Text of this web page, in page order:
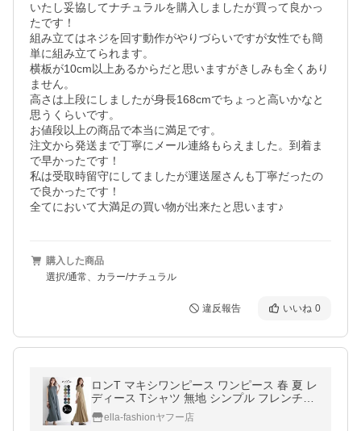
いたし妥協してナチュラルを購入しましたが買って良かっ
たです！
組み立てはネジを回す動作がやりづらいですが女性でも簡
単に組み立てられます。
横板が10cm以上あるからだと思いますがきしみも全くあり
ません。
高さは上段にしましたが身長168cmでちょっと高いかなと
思うくらいです。
お値段以上の商品で本当に満足です。
注文から発送まで丁寧にメール連絡もらえました。到着ま
で早かったです！
私は受取時留守にしてましたが運送屋さんも丁寧だったの
で良かったです！
全てにおいて大満足の買い物が出来たと思います♪
購入した商品
選択/通常、カラー/ナチュラル
違反報告 いいね 0
ロンT マキシワンピース ワンピース 春 夏 レ
ディース Tシャツ 無地 シンプル フレンチス
リーブ 半袖 フレア レディース 大人 50代 40
代 春夏 rt3081
ella-fashionヤフー店